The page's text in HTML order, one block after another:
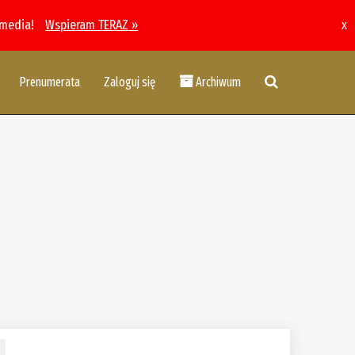
Wspieram TERAZ » x
Prenumerata Zaloguj się Archiwum